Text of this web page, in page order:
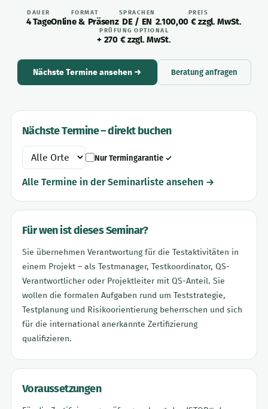
DAUER
4 Tage
FORMAT
Online & Präsenz
SPRACHEN
DE / EN
PREIS
2.100,00 € zzgl. MwSt.
PRÜFUNG OPTIONAL
+ 270 € zzgl. MwSt.
Nächste Termine ansehen → Beratung anfragen
Nächste Termine – direkt buchen
Nur Termingarantie ✓
Alle Termine in der Seminarliste ansehen →
Für wen ist dieses Seminar?
Sie übernehmen Verantwortung für die Testaktivitäten in
einem Projekt – als Testmanager, Testkoordinator, QS-
Verantwortlicher oder Projektleiter mit QS-Anteil. Sie
wollen die formalen Aufgaben rund um Teststrategie,
Testplanung und Risikoorientierung beherrschen und sich
für die international anerkannte Zertifizierung
qualifizieren.
Voraussetzungen